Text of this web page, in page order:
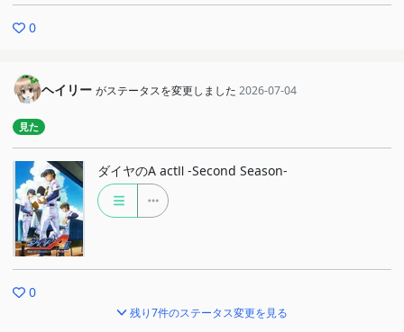
0
ヘイリー がステータスを変更しました 2026-07-04
見た
ダイヤのA actⅡ -Second Season-
0
残り7件のステータス変更を見る